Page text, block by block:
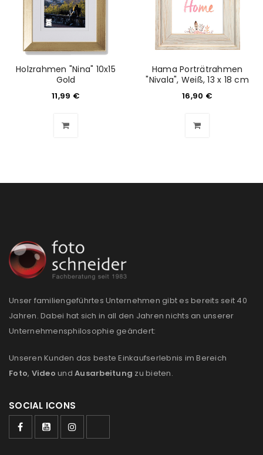
Anmeldeformular geschützt durch
Angemeldet bleiben
ANMELDEN
PASSWORT VERGESSEN?
E-Mail-Adresse*
Holzrahmen "Nina" 10x15
Gold
11,99 €
Hama Porträtrahmen
"Nivala", Weiß, 13 x 18 cm
16,90 €
Unser familiengeführtes Unternehmen gibt es bereits seit 40
Jahren. Dabei hat sich in all den Jahren nichts an unserer
Unternehmensphilosophie geändert:
Unseren Kunden das beste Einkaufserlebnis im Bereich
Foto, Video und Ausarbeitung zu bieten.
SOCIAL ICONS